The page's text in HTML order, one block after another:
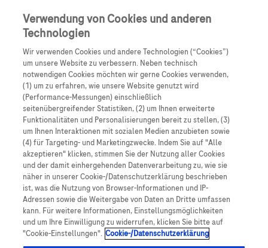
Skip navigation
Pfadnavigation
Accu-ChekSmartGuide CGM
KI vs. Trendpfeile:
Was moderne
Glukoseprädiktion leistet
KI-gestützte Prädiktionen eröffnen neue Möglichkeiten,
die Entwicklung der Glukosewerte
frühzeitig zu erkennen und gezielt Maßnahmen zu
ergreifen.1
Verwendung von Cookies und anderen
Technologien
Wir verwenden Cookies und andere Technologien (“Cookies”)
um unsere Website zu verbessern. Neben technisch
notwendigen Cookies möchten wir gerne Cookies verwenden,
(1) um zu erfahren, wie unsere Website genutzt wird
(Performance-Messungen) einschließlich
seitenübergreifender Statistiken, (2) um Ihnen erweiterte
Funktionalitäten und Personalisierungen bereit zu stellen, (3)
um Ihnen Interaktionen mit sozialen Medien anzubieten sowie
(4) für Targeting- und Marketingzwecke. Indem Sie auf "Alle
akzeptieren" klicken, stimmen Sie der Nutzung aller Cookies
und der damit einhergehenden Datenverarbeitung zu, wie sie
näher in unserer Cookie-/Datenschutzerklärung beschrieben
ist, was die Nutzung von Browser-Informationen und IP-
Adressen sowie die Weitergabe von Daten an Dritte umfassen
kann. Für weitere Informationen, Einstellungsmöglichkeiten
und um Ihre Einwilligung zu widerrufen, klicken Sie bitte auf
"Cookie-Einstellungen". Cookie-/Datenschutzerklärung